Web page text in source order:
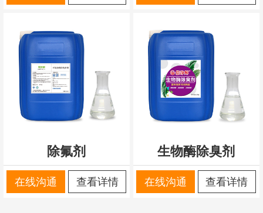
除氟剂
在线沟通 查看详情
生物酶除臭剂
在线沟通 查看详情